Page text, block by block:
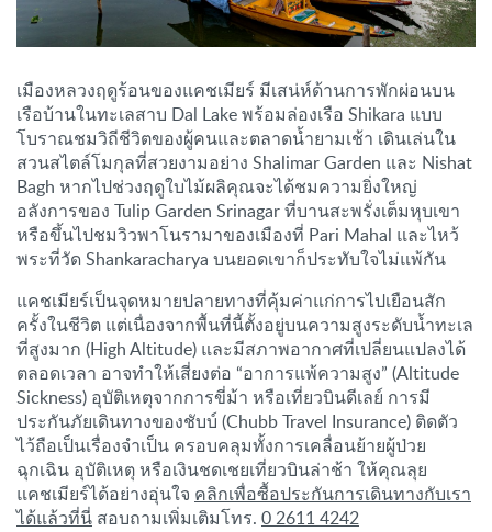
เมืองหลวงฤดูร้อนของแคชเมียร์ มีเสน่ห์ด้านการพักผ่อนบน
เรือบ้านในทะเลสาบ Dal Lake พร้อมล่องเรือ Shikara แบบ
โบราณชมวิถีชีวิตของผู้คนและตลาดน้ำยามเช้า เดินเล่นใน
สวนสไตล์โมกุลที่สวยงามอย่าง Shalimar Garden และ Nishat
Bagh หากไปช่วงฤดูใบไม้ผลิคุณจะได้ชมความยิ่งใหญ่
อลังการของ Tulip Garden Srinagar ที่บานสะพรั่งเต็มหุบเขา
หรือขึ้นไปชมวิวพาโนรามาของเมืองที่ Pari Mahal และไหว้
พระที่วัด Shankaracharya บนยอดเขาก็ประทับใจไม่แพ้กัน
แคชเมียร์เป็นจุดหมายปลายทางที่คุ้มค่าแก่การไปเยือนสัก
ครั้งในชีวิต แต่เนื่องจากพื้นที่นี้ตั้งอยู่บนความสูงระดับน้ำทะเล
ที่สูงมาก (High Altitude) และมีสภาพอากาศที่เปลี่ยนแปลงได้
ตลอดเวลา อาจทำให้เสี่ยงต่อ “อาการแพ้ความสูง” (Altitude
Sickness) อุบัติเหตุจากการขี่ม้า หรือเที่ยวบินดีเลย์ การมี
ประกันภัยเดินทางของชับบ์ (Chubb Travel Insurance) ติดตัว
ไว้ถือเป็นเรื่องจำเป็น ครอบคลุมทั้งการเคลื่อนย้ายผู้ป่วย
ฉุกเฉิน อุบัติเหตุ หรือเงินชดเชยเที่ยวบินล่าช้า ให้คุณลุย
แคชเมียร์ได้อย่างอุ่นใจ คลิกเพื่อซื้อประกันการเดินทางกับเรา
ได้แล้วที่นี่ สอบถามเพิ่มเติมโทร. 0 2611 4242